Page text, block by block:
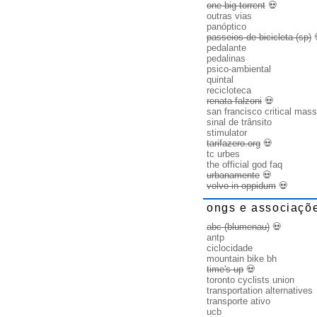
one big torrent 💀
outras vias
panóptico
passeios de bicicleta (sp)
pedalante
pedalinas
psico-ambiental
quintal
recicloteca
renata falzoni 💀
san francisco critical mass
sinal de trânsito
stimulator
tarifazero.org 💀
tc urbes
the official god faq
urbanamente 💀
volvo in oppidum 💀
ongs e
abc (blumenau) 💀
antp
ciclocidade
mountain bike bh
time's up 💀
toronto cyclists union
transportation alternatives
transporte ativo
ucb